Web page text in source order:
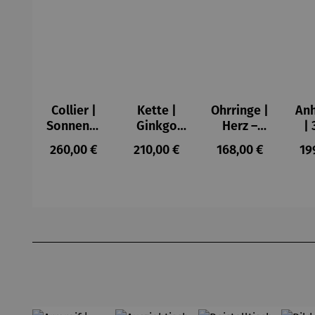
Collier |
Sonnensc
heibe mit
Malachitp
Regulärer Preis:
260,00 €
Kette |
Ginkgo
mit Achat
– Petra
Regulärer Preis:
210,00 €
Ohrringe |
Herz –
Juliet
Regulärer Preis:
168,00 €